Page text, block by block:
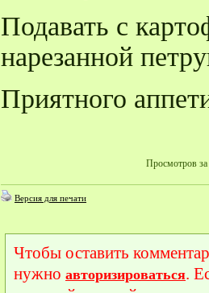
Подавать с
нарезанной
Приятного
Просмотров за
Версия для печати
Чтобы оставить
нужно авторизироваться.